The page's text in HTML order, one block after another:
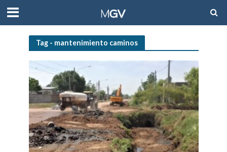
Tag - mantenimiento caminos